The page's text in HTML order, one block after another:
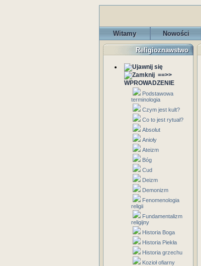
Witamy Nowości
Religioznawstwo
==>>
WPROWADZENIE
Podstawowa
terminologia
Czym jest kult?
Co to jest rytuał?
Absolut
Anioły
Ateizm
Bóg
Cud
Deizm
Demonizm
Fenomenologia
religii
Fundamentalizm
religijny
Historia Boga
Historia Piekła
Historia grzechu
Kozioł ofiarny